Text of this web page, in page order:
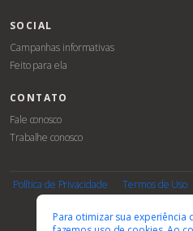
SOCIAL
Campanhas informativas
Feito para ela
CONTATO
Fale conosco
Trabalhe conosco
Política de Privacidade Termos de Uso
PARCEIROS E
Para otimizar sua experiência